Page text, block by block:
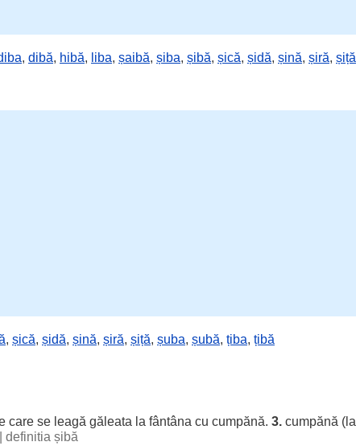
, dibă, hibă, liba, șaibă, șiba, șibă, șică, șidă, șină, șiră, șiță
, șică, șidă, șină, șiră, șiță, șuba, șubă, țiba, țibă
care se leagă găleata la fântâna cu cumpănă. 3. cumpănă (la
definitia șibă